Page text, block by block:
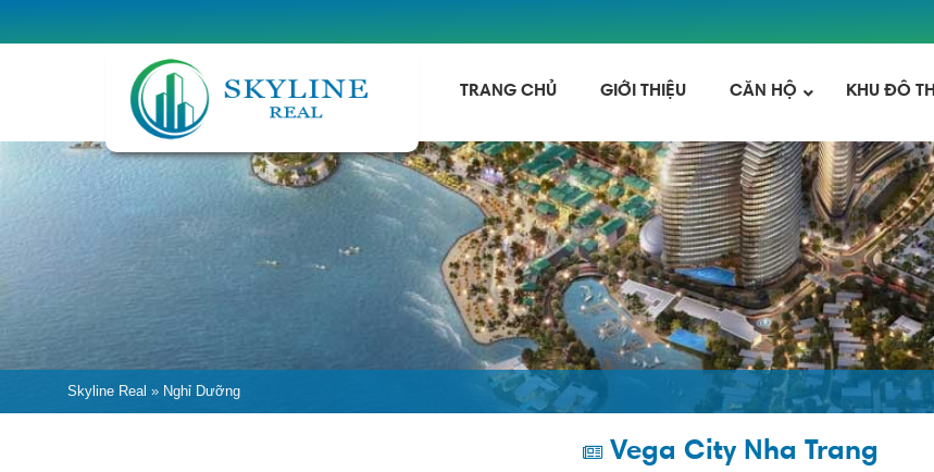
TRANG CHỦ GIỚI THIỆU CĂN HỘ KHU ĐÔ THỊ
Skyline Real » Nghỉ Dưỡng
Vega City Nha Trang